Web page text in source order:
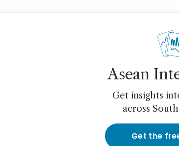
Asean
Get insights
across
Get the